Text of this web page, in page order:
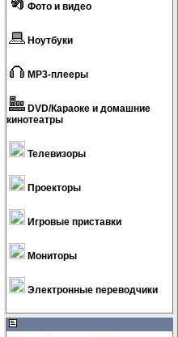
Фото и видео
Ноутбуки
MP3-плееры
DVD/Караоке и домашние
кинотеатры
Телевизоры
Проекторы
Игровые приставки
Мониторы
Электронные переводчики